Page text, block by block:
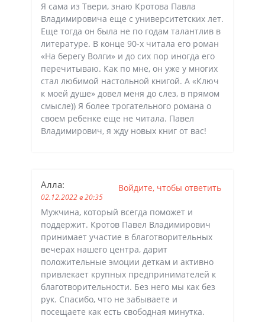
Я сама из Твери, знаю Кротова Павла
Владимировича еще с университетских лет.
Еще тогда он была не по годам талантлив в
литературе. В конце 90-х читала его роман
«На берегу Волги» и до сих пор иногда его
перечитываю. Как по мне, он уже у многих
стал любимой настольной книгой. А «Ключ
к моей душе» довел меня до слез, в прямом
смысле)) Я более трогательного романа о
своем ребенке еще не читала. Павел
Владимирович, я жду новых книг от вас!
Алла:
02.12.2022 в 20:35
Мужчина, который всегда поможет и
поддержит. Кротов Павел Владимирович
принимает участие в благотворительных
вечерах нашего центра, дарит
положительные эмоции деткам и активно
привлекает крупных предпринимателей к
благотворительности. Без него мы как без
рук. Спасибо, что не забываете и
посещаете как есть свободная минутка.
Войдите, чтобы ответить